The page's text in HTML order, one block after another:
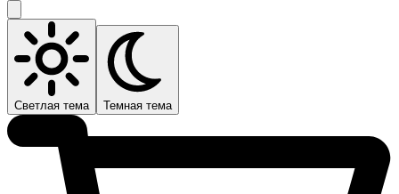
Светлая тема Темная тема